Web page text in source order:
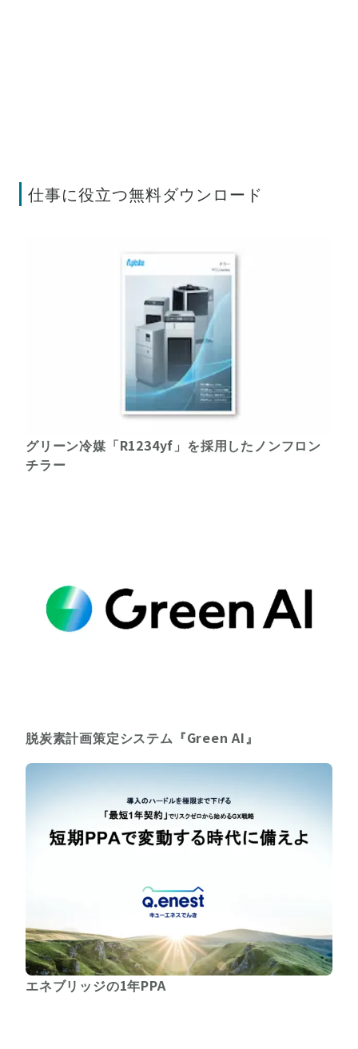
仕事に役立つ無料ダウンロード
グリーン冷媒「R1234yf」を採用したノンフロン
チラー
脱炭素計画策定システム『Green AI』
エネブリッジの1年PPA